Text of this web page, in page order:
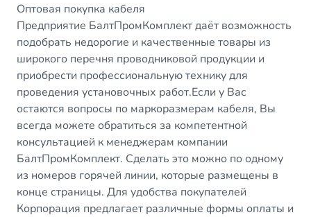
Оптовая покупка кабеля
Предприятие БалтПромКомплект даёт возможность
подобрать недорогие и качественные товары из
широкого перечня проводниковой продукции и
приобрести профессиональную технику для
проведения установочных работ.Если у Вас
остаются вопросы по маркоразмерам кабеля, Вы
всегда можете обратиться за компетентной
консультацией к менеджерам компании
БалтПромКомплект. Сделать это можно по одному
из номеров горячей линии, которые размещены в
конце страницы. Для удобства покупателей
Корпорация предлагает различные формы оплаты и